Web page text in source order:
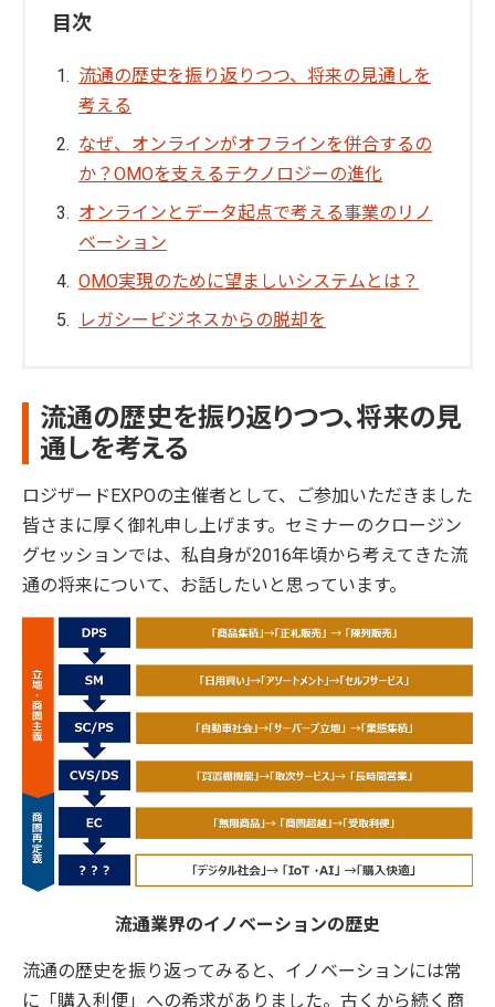
目次
流通の歴史を振り返りつつ、将来の見通しを
考える
なぜ、オンラインがオフラインを併合するの
か？OMOを支えるテクノロジーの進化
オンラインとデータ起点で考える事業のリノ
ベーション
OMO実現のために望ましいシステムとは？
レガシービジネスからの脱却を
流通の歴史を振り返りつつ、将来の見
通しを考える
ロジザードEXPOの主催者として、ご参加いただきました
皆さまに厚く御礼申し上げます。セミナーのクロージン
グセッションでは、私自身が2016年頃から考えてきた流
通の将来について、お話したいと思っています。
流通業界のイノベーションの歴史
流通の歴史を振り返ってみると、イノベーションには常
に「購入利便」への希求がありました。古くから続く商